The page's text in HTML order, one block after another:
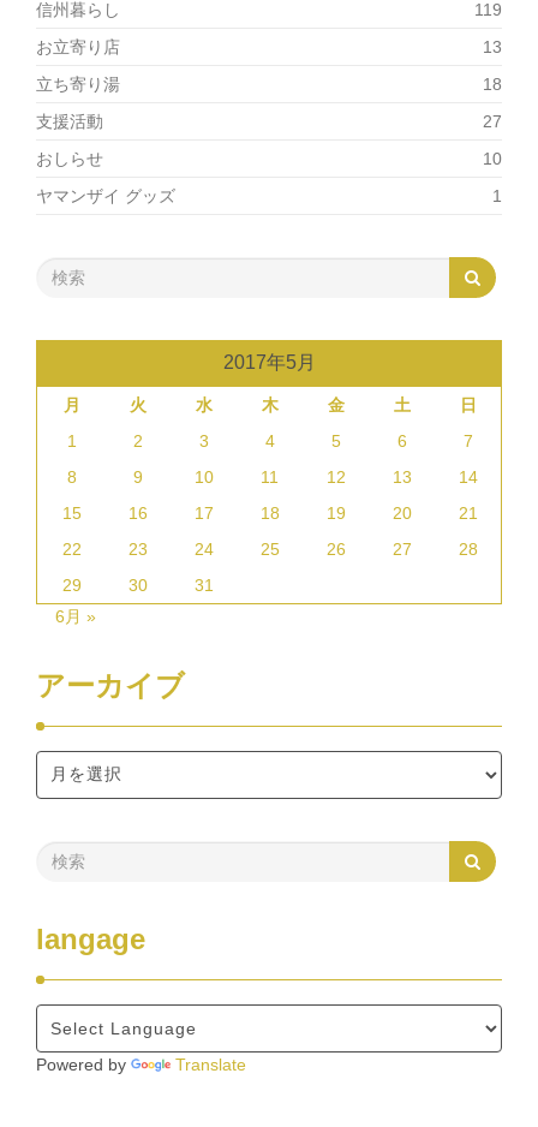
信州暮らし
119
お立寄り店
13
立ち寄り湯
18
支援活動
27
おしらせ
10
ヤマンザイ グッズ
1
2017年5月
月 火 水 木 金 土
日
1
2 3 4 5 6
7
8
9 10 11 12 13
14
15
16 17 18 19 20
21
22
23 24 25 26 27
28
29
30
31
6月 »
アーカイブ
langage
Powered by Translate